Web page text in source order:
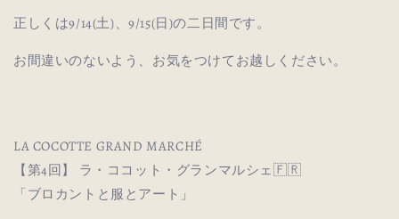
正しくは9/14(土)、9/15(日)の二日間です。
お間違いのないよう、お気をつけてお越しください。
LA COCOTTE GRAND MARCHÉ
【第4回】 ラ・ココット・グランマルシェ🇫🇷
「ブロカントと服とアート」